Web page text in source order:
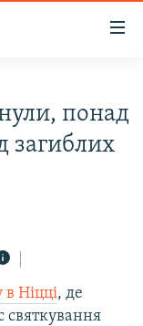
понад
загиблих
Ніцці, де
святкування